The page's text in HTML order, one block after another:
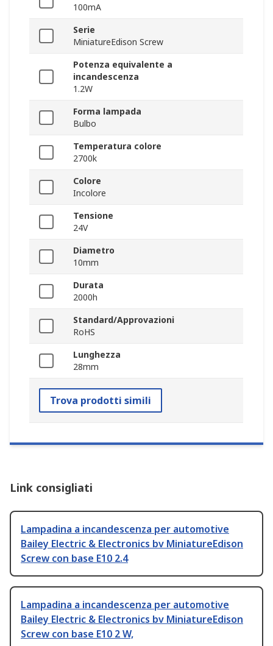
100mA
Serie
MiniatureEdison Screw
Potenza equivalente a
incandescenza
1.2W
Forma lampada
Bulbo
Temperatura colore
2700k
Colore
Incolore
Tensione
24V
Diametro
10mm
Durata
2000h
Standard/Approvazioni
RoHS
Lunghezza
28mm
Trova prodotti simili
Link consigliati
Lampadina a incandescenza per automotive
Bailey Electric & Electronics bv MiniatureEdison
Screw con base E10 2.4
Lampadina a incandescenza per automotive
Bailey Electric & Electronics bv MiniatureEdison
Screw con base E10 2 W,